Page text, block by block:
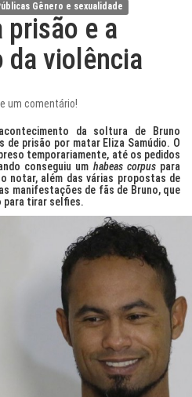
Gênero e sexualidade
prisão e a
da violência
um comentário!
da soltura de Bruno
de prisão por matar Eliza Samúdio. O
temporariamente, até os pedidos
conseguiu um habeas corpuspara
notar, além das várias propostas de
manifestações de fãs de Bruno, que
para tirar selfies.